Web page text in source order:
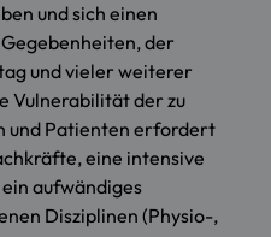
und sich einen
der
und vieler weiterer
Vulnerabilität der zu
und Patienten erfordert
eine intensive
aufwändiges
Disziplinen (Physio-,